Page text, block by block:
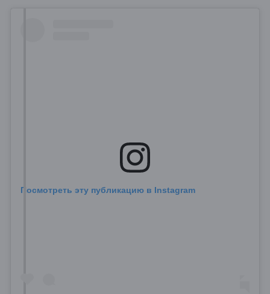
Посмотреть эту публикацию в Instagram